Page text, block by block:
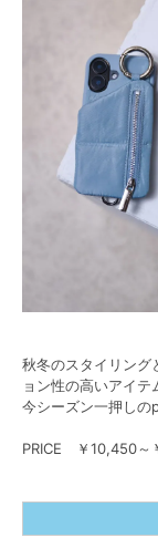
秋冬のスタイリング
ョン性の高いアイテ
今シーズン一押しの
PRICE ￥10,450～